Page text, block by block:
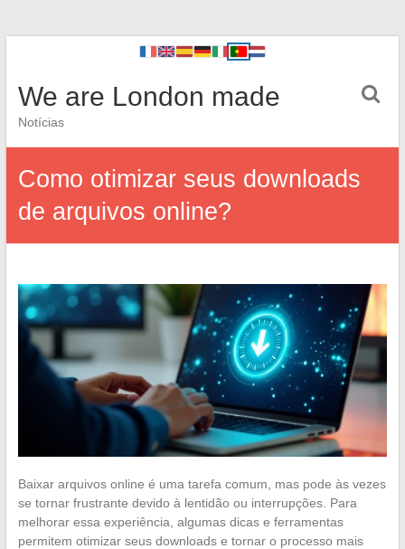
We are London made
Notícias
Como otimizar seus downloads
de arquivos online?
Baixar arquivos online é uma tarefa comum, mas pode às vezes
se tornar frustrante devido à lentidão ou interrupções. Para
melhorar essa experiência, algumas dicas e ferramentas
permitem otimizar seus downloads e tornar o processo mais